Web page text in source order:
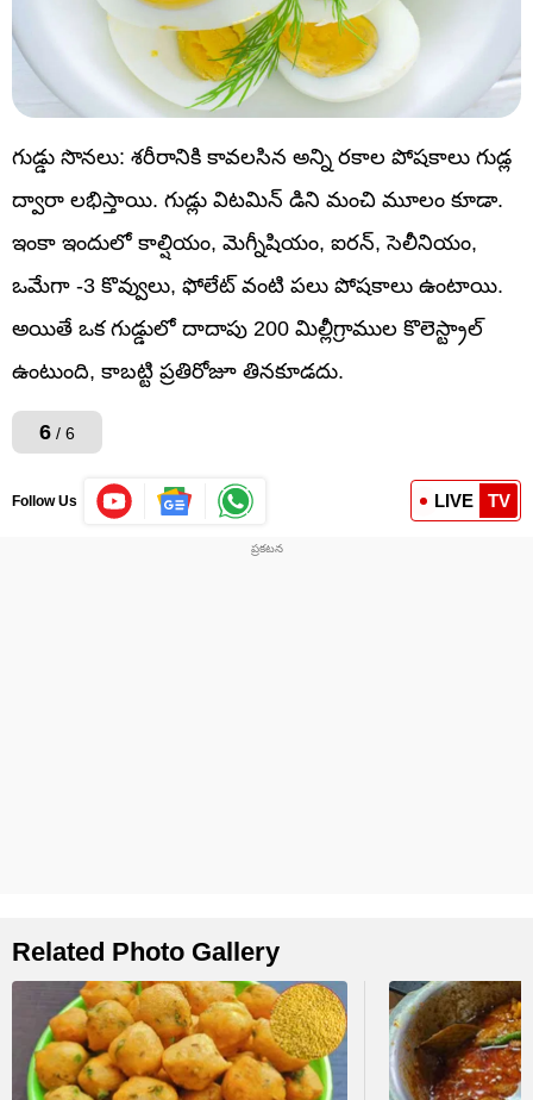
గుడ్డు సొనలు: శరీరానికి కావలసిన అన్ని రకాల పోషకాలు గుడ్ల
ద్వారా లభిస్తాయి. గుడ్లు విటమిన్ డిని మంచి మూలం కూడా.
ఇంకా ఇందులో కాల్షియం, మెగ్నీషియం, ఐరన్, సెలీనియం,
ఒమేగా -3 కొవ్వులు, ఫోలేట్ వంటి పలు పోషకాలు ఉంటాయి.
అయితే ఒక గుడ్డులో దాదాపు 200 మిల్లీగ్రాముల కొలెస్ట్రాల్
ఉంటుంది, కాబట్టి ప్రతిరోజూ తినకూడదు.
6 / 6
Follow Us LIVE TV
Related Photo Gallery